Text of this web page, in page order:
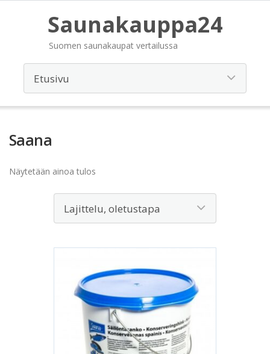
Saunakauppa24
Suomen saunakaupat vertailussa
Saana
Näytetään ainoa tulos